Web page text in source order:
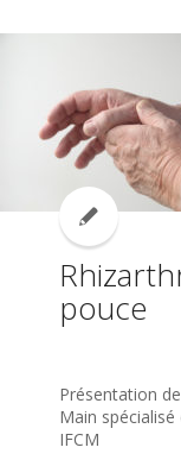
pouce
Présentation
Main
IFCM